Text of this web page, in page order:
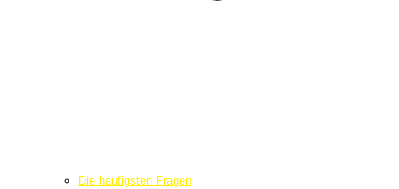
Die häufigsten Fragen